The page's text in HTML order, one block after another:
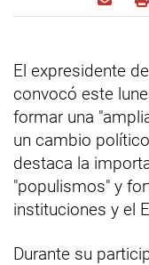
El expresidente
convocó este
formar una
un cambio
destaca la
"populismos" y
instituciones y el
Durante su